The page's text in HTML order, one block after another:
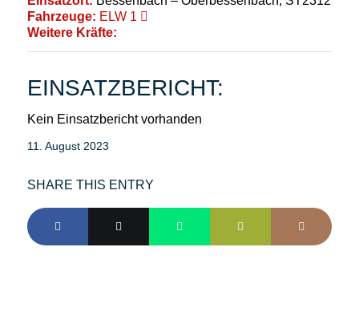
Fahrzeuge: ELW 1
Weitere Kräfte:
EINSATZBERICHT:
Kein Einsatzbericht vorhanden
11. August 2023
SHARE THIS ENTRY